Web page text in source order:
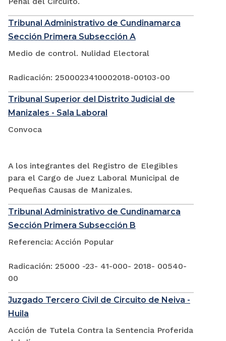
Tribunal Administrativo de Cundinamarca
Sección Primera Subsección A
Medio de control. Nulidad Electoral
Radicación: 2500023410002018-00103-00
Tribunal Superior del Distrito Judicial de
Manizales - Sala Laboral
Convoca
A los integrantes del Registro de Elegibles
para el Cargo de Juez Laboral Municipal de
Pequeñas Causas de Manizales.
Tribunal Administrativo de Cundinamarca
Sección Primera Subsección B
Referencia: Acción Popular
Radicación: 25000 -23- 41-000- 2018- 00540-
00
Juzgado Tercero Civil de Circuito de Neiva -
Huila
Acción de Tutela Contra la Sentencia Proferida